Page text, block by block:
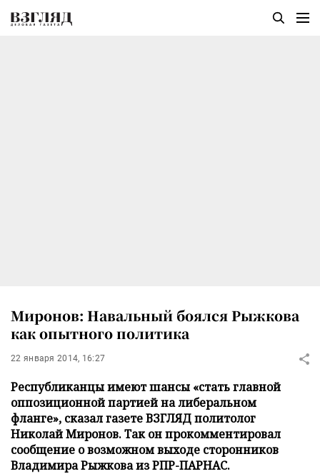
Миронов: Навальный боялся Рыжкова
как опытного политика
22 января 2014, 16:27
Республиканцы имеют шансы «стать главной
оппозиционной партией на либеральном
фланге», сказал газете ВЗГЛЯД политолог
Николай Миронов. Так он прокомментировал
сообщение о возможном выходе сторонников
Владимира Рыжкова из РПР-ПАРНАС.